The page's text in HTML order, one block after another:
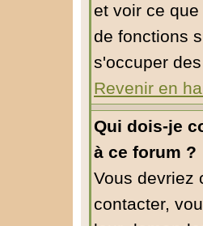
et voir ce
de fonctions
s'occuper
Revenir en
Qui dois-je
à ce forum ?
Vous devriez
contacter,